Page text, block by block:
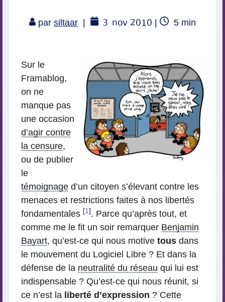
parsiltaar 3 nov 2010
Temps
5min
Sur le
Framablog,
on ne
manque pas
une occasion
d’agir contre
la censure,
ou de publier
le
témoignage d’un citoyen s’élevant contre les
menaces et restrictions faites à nos libertés
fondamentales [1] . Parce qu’après tout, et
comme me le fit un soir remarquer Benjamin
Bayart, qu’est-ce qui nous motive tous dans
le mouvement du Logiciel Libre ? Et dans la
défense de la neutralité du réseau qui lui est
indispensable ? Qu’est-ce qui nous réunit, si
ce n’est la liberté d’expression ? Cette